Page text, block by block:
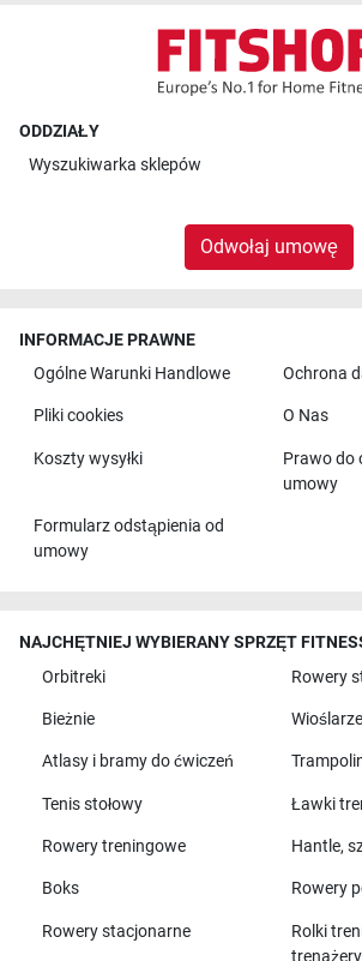
ODDZIAŁY
Wyszukiwarka sklepów
Odwołaj umowę
INFORMACJE PRAWNE
Ogólne Warunki Handlowe
Ochrona
Pliki cookies O Nas
Koszty wysyłki
Prawo do
umowy
Formularz odstąpienia od
umowy
NAJCHĘTNIEJ WYBIERANY SPRZĘT
Orbitreki
Rowery
Bieżnie Wioślarze
Atlasy i bramy do ćwiczeń
Tenis stołowy Ławki
Rowery treningowe Hantle,
Boks Rowery
Rowery stacjonarne
Rolki
trenażery